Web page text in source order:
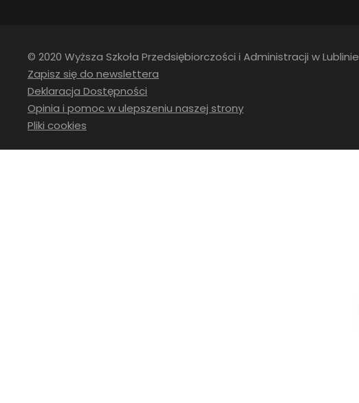
© 2020 Wyższa Szkoła Przedsiębiorczości i Administracji w Lublinie
Zapisz się do newslettera
Deklaracja Dostępności
Opinia i pomoc w ulepszeniu naszej strony
Pliki cookies